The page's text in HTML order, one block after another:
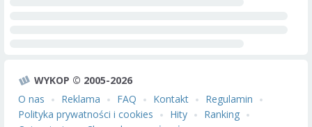
WYKOP © 2005-2026
O nas
Reklama FAQ Kontakt
Regulamin
Polityka prywatności i cookies
Hity
Ranking